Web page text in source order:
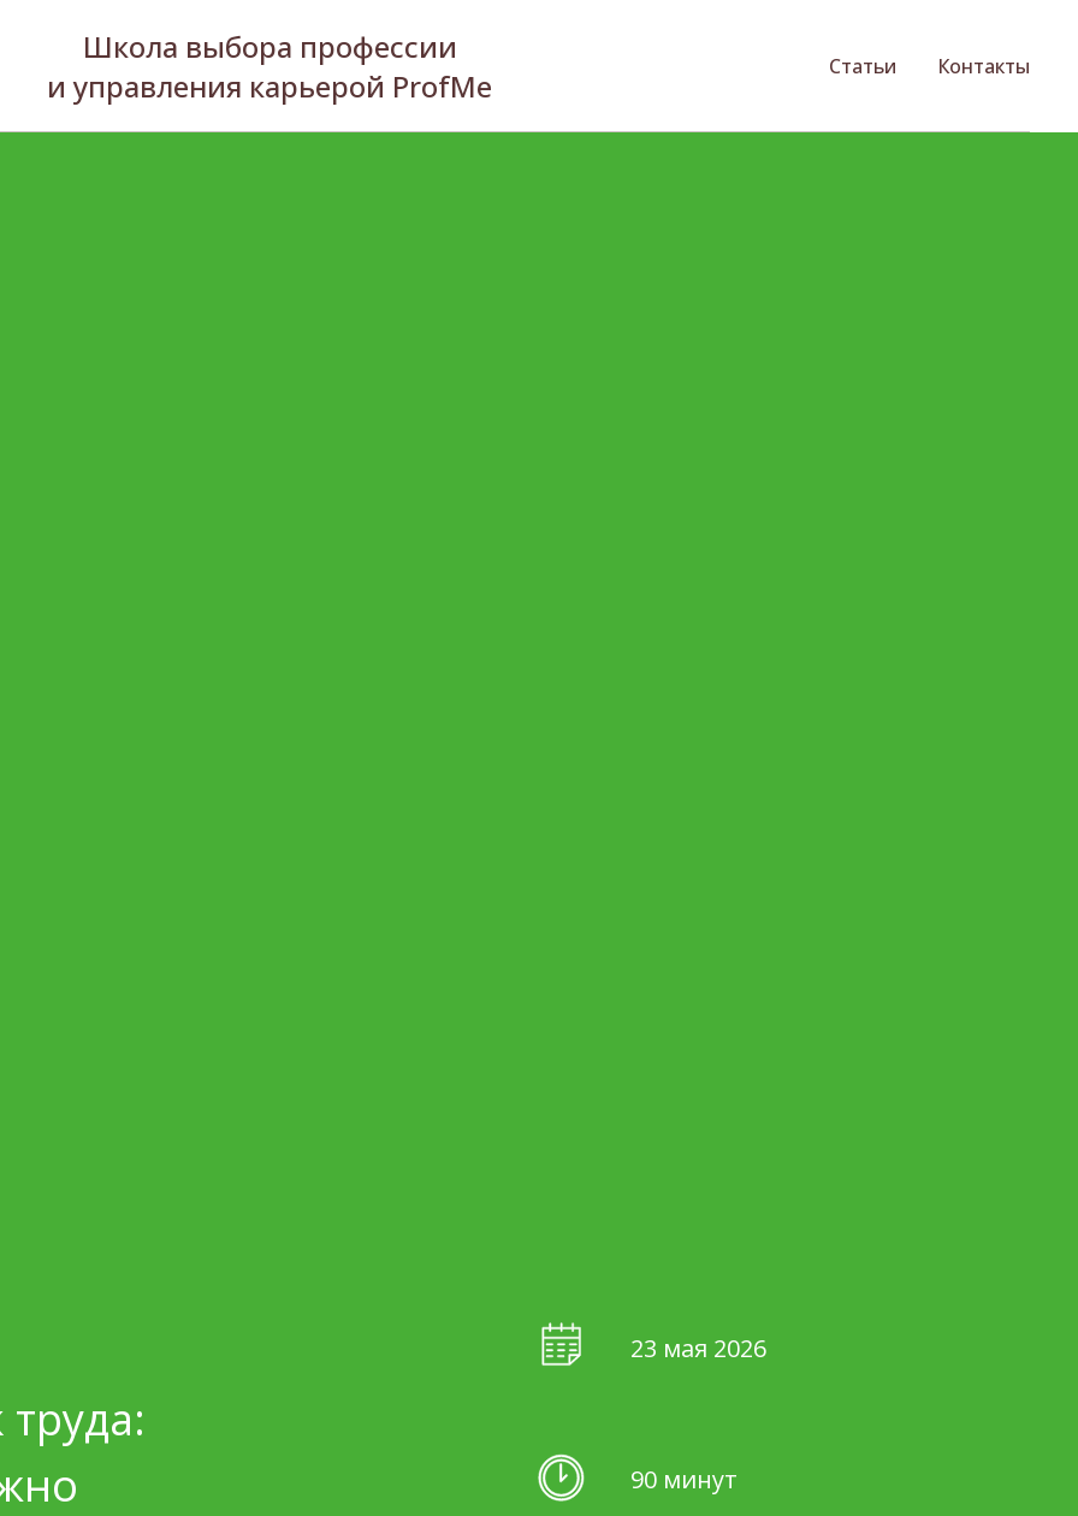
Школа выбора профессии
и управления карьерой ProfMe
Статьи Контакты
23 мая 2026
90 минут